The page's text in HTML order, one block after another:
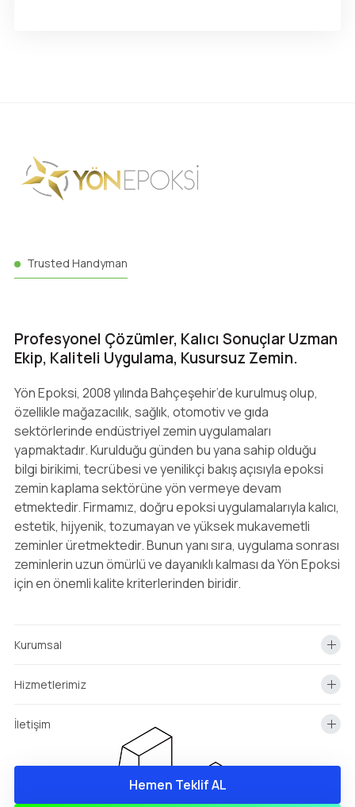
Trusted Handyman
Profesyonel Çözümler, Kalıcı Sonuçlar Uzman
Ekip, Kaliteli Uygulama, Kusursuz Zemin.
Yön Epoksi, 2008 yılında Bahçeşehir’de kurulmuş olup,
özellikle mağazacılık, sağlık, otomotiv ve gıda
sektörlerinde endüstriyel zemin uygulamaları
yapmaktadır. Kurulduğu günden bu yana sahip olduğu
bilgi birikimi, tecrübesi ve yenilikçi bakış açısıyla epoksi
zemin kaplama sektörüne yön vermeye devam
etmektedir. Firmamız, doğru epoksi uygulamalarıyla kalıcı,
estetik, hijyenik, tozumayan ve yüksek mukavemetli
zeminler üretmektedir. Bunun yanı sıra, uygulama sonrası
zeminlerin uzun ömürlü ve dayanıklı kalması da Yön Epoksi
için en önemli kalite kriterlerinden biridir.
Kurumsal
Hizmetlerimiz
İletişim
Hemen Teklif AL
info@yonepoksi.com